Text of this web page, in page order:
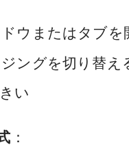
ウまたはタブを
ングを切り替え
い
：